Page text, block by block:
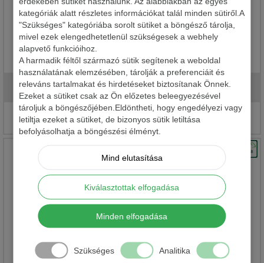
kategóriák alatt részletes információkat talál minden sütiről.A
"Szükséges" kategóriába sorolt sütiket a böngésző tárolja,
mivel ezek elengedhetetlenül szükségesek a webhely
alapvető funkcióihoz.
A harmadik féltől származó sütik segítenek a weboldal
használatának elemzésében, tárolják a preferenciáit és
releváns tartalmakat és hirdetéseket biztosítanak Önnek.
Ezeket a sütiket csak az Ön előzetes beleegyezésével
tároljuk a böngészőjében.Eldöntheti, hogy engedélyezi vagy
letiltja ezeket a sütiket, de bizonyos sütik letiltása
befolyásolhatja a böngészési élményt.
Mind elutasítása
Kiválasztottak elfogadása
Minden elfogadása
Szükséges Analitika
CSOMÓVÉDŐ ÜTKÖZŐ
620 Ft
Részletek
GUMI ÜTKÖZŐ GYÖNGY